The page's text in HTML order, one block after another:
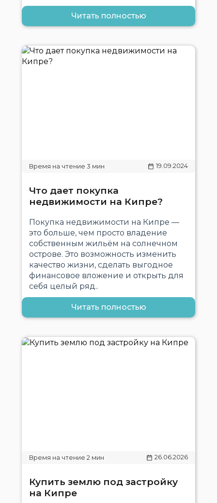
Читать полностью
19.09.2024
Что дает покупка
недвижимости на Кипре?
Покупка недвижимости на Кипре —
это больше, чем просто владение
собственным жильём на солнечном
острове. Это возможность изменить
качество жизни, сделать выгодное
финансовое вложение и открыть для
себя целый ряд..
Читать полностью
26.06.2026
Купить землю под застройку
на Кипре